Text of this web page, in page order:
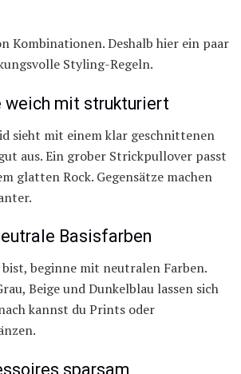
Kombinationen. Deshalb hier ein paar
Styling-Regeln.
weich mit strukturiert
sieht mit einem klar geschnittenen
aus. Ein grober Strickpullover passt
glatten Rock. Gegensätze machen
Basisfarben
beginne mit neutralen Farben.
Beige und Dunkelblau lassen sich
kannst du Prints oder
sparsam